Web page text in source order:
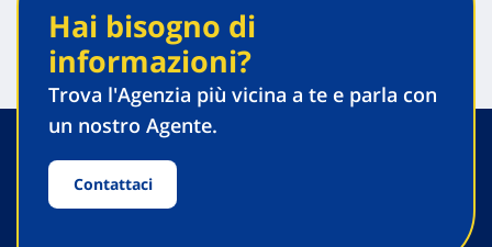
Hai bisogno di
informazioni?
Trova l'Agenzia più vicina a te e parla con
un nostro Agente.
Contattaci